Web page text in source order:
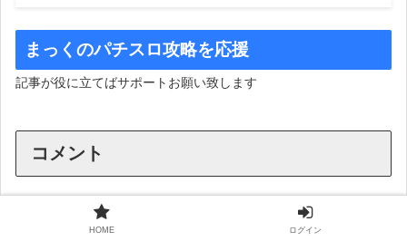
まっくのパチスロ攻略を応援
記事が役に立てばサポートお願い致します
コメント
海老煎餅 ゲスト
2025年10月2日 11:55 PM
HOME ログイン